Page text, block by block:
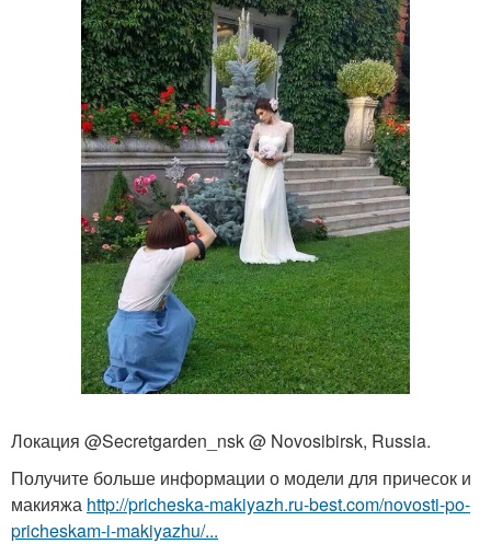
Локация @Secretgarden_nsk @ Novosibirsk, Russia.
Получите больше информации о модели для причесок и
макияжа http://pricheska-makiyazh.ru-best.com/novosti-po-
pricheskam-i-makiyazhu/...